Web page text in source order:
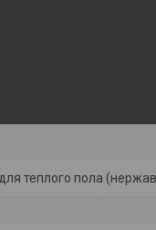
теплого пола